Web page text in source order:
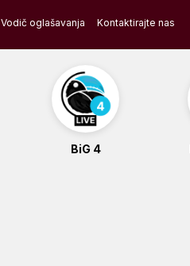
Vodič oglašavanja Kontaktirajte nas
BiG 4